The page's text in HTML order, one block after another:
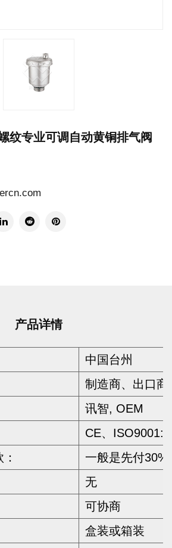
纹专业可调自动黄铜排气阀
产品详情
中国台州
制造商、出口商
讯智, OEM
CE、
一般是先付
无
可协商
盒装或箱装